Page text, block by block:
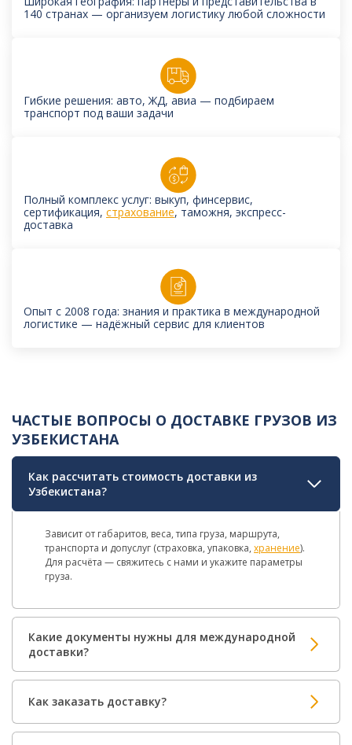
140 странах — организуем логистику любой сложности
Гибкие решения: авто, ЖД, авиа — подбираем
транспорт под ваши задачи
Полный комплекс услуг: выкуп, финсервис,
сертификация, страхование, таможня, экспресс-
доставка
Опыт с 2008 года: знания и практика в международной
логистике — надёжный сервис для клиентов
ЧАСТЫЕ ВОПРОСЫ О ДОСТАВКЕ ГРУЗОВ ИЗ
УЗБЕКИСТАНА
Как рассчитать стоимость доставки из
Узбекистана?
Зависит от габаритов, веса, типа груза, маршрута,
транспорта и допуслуг (страховка, упаковка, хранение).
Для расчёта — свяжитесь с нами и укажите параметры
груза.
Какие документы нужны для международной
доставки?
Как заказать доставку?